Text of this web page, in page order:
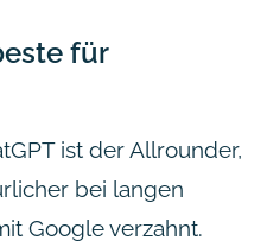
für
ist der Allrounder,
bei langen
Google verzahnt.